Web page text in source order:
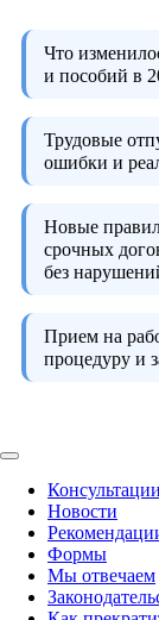
Что
и пособий в
Трудовые
ошибки и
Новые
срочных
без
Прием на
процедуру и
Консультации
Новости
Формы
Мы отвечаем